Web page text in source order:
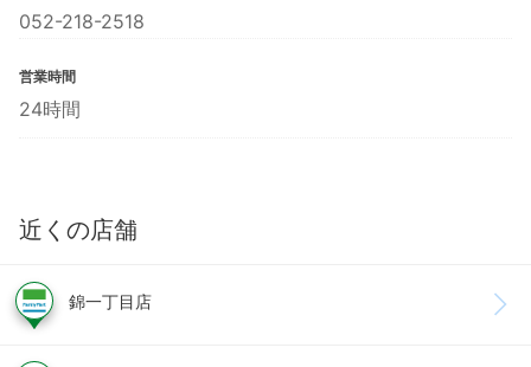
052-218-2518
営業時間
24時間
近くの店舗
錦一丁目店